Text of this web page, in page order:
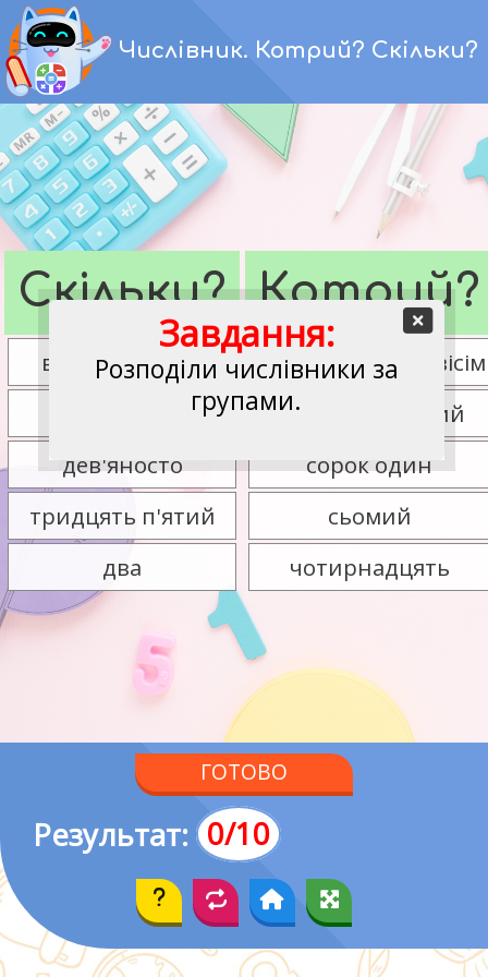
Перейти
до
вмісту
Числівник. Котрий? Скільки?
Скільки?
вісімнадцятий
дев'яносто
тридцять п'ятий
два
Котрий?
двісті шістдесят вісім
сто дванадцятий
сорок один
сьомий
чотирнадцять
Завдання:
Розподіли числівники за
групами.
Результат: 0/10
ГОТОВО